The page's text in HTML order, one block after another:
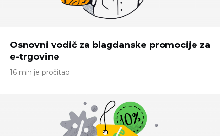
Osnovni vodič za blagdanske promocije za
e-trgovine
16 min je pročitao